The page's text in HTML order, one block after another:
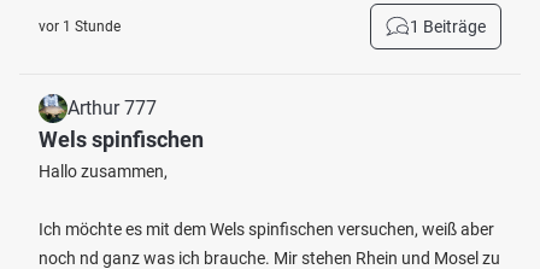
vor 1 Stunde 1 Beiträge
Arthur 777
Wels spinfischen
Hallo zusammen,
Ich möchte es mit dem Wels spinfischen versuchen, weiß aber
noch nd ganz was ich brauche. Mir stehen Rhein und Mosel zu